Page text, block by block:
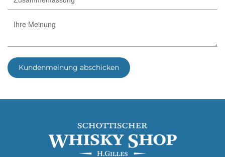
Kundenmeinung abschicken